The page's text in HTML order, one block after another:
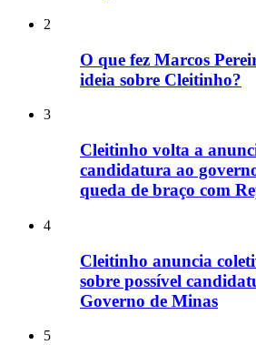
2
O que fez Marcos
ideia sobre Cleitinho?
3
Cleitinho volta a
candidatura ao
queda de braço com
4
Cleitinho anuncia
sobre possível
Governo de Minas
5